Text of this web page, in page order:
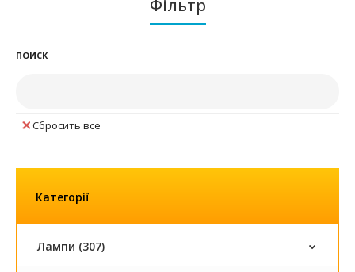
Фільтр
ПОИСК
Сбросить все
Категорії
Лампи (307)